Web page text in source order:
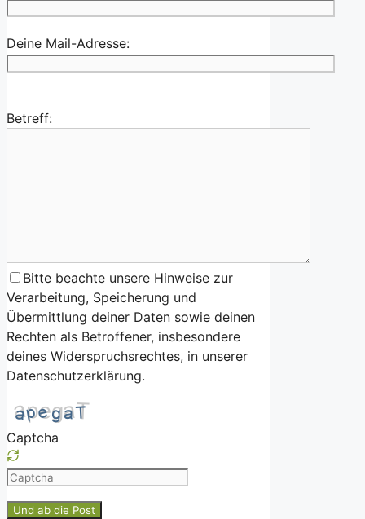
Deine Mail-Adresse:
Betreff:
Bitte beachte unsere Hinweise zur
Verarbeitung, Speicherung und
Übermittlung deiner Daten sowie deinen
Rechten als Betroffener, insbesondere
deines Widerspruchsrechtes, in unserer
Datenschutzerklärung.
Captcha
Please
the